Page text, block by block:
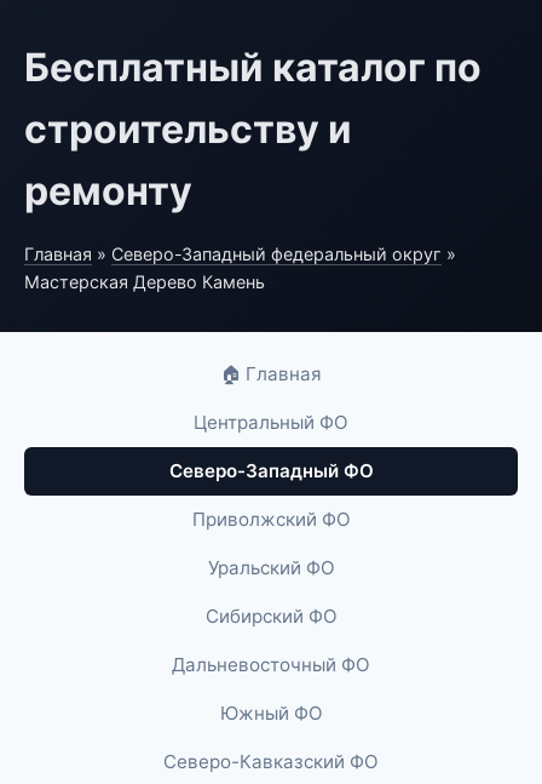
Бесплатный каталог по
строительству и
ремонту
Главная » Северо-Западный федеральный округ »
Мастерская Дерево Камень
🏠 Главная
Центральный ФО
Северо-Западный ФО
Приволжский ФО
Уральский ФО
Сибирский ФО
Дальневосточный ФО
Южный ФО
Северо-Кавказский ФО